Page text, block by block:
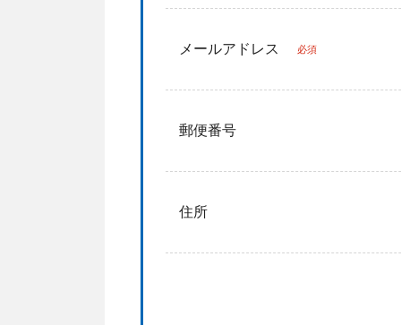
メールアドレス 必須
郵便番号
住所